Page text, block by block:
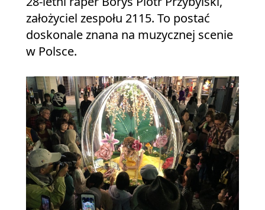
założyciel zespołu 2115. To postać
doskonale znana na muzycznej scenie
w Polsce.